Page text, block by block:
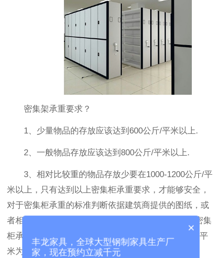
密集架承重要求？
1、少量物品的存放应该达到600公斤/平米以上.
2、一般物品存放应该达到800公斤/平米以上.
3、相对比较重的物品存放少要在1000-1200公斤/平
米以上，只有达到以上密集柜承重要求，才能够安全，
对于密集柜承重的标准判断依据建筑商提供的图纸，或
者相对比较有经验的密集柜厂家进行现场判断.正常密集
柜承重无特殊要求存放物品，一般取中间值800公斤/平
米为。
×
丰龙家具，全球大型钢制家具生产厂
家，现在预约立减千元